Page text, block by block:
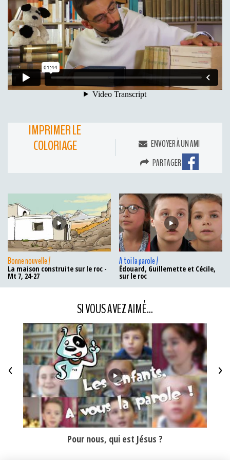
IMPRIMER LE
COLORIAGE
ENVOYER À UN AMI
PARTAGER
Bonne nouvelle /
La maison construite sur le roc -
Mt 7, 24-27
A toi la parole /
Édouard, Guillemette et Cécile,
sur le roc
SI VOUS AVEZ AIMÉ...
Pour nous, qui est Jésus ?
< >